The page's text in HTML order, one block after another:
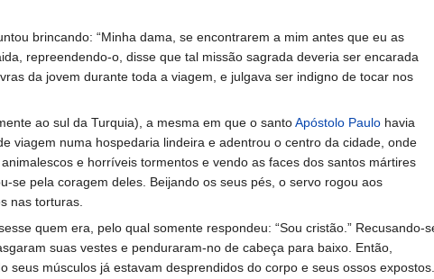
brincando: “Minha dama, se encontrarem a mim antes que eu as
repreendendo-o, disse que tal missão sagrada deveria ser encarada
da jovem durante toda a viagem, e julgava ser indigno de tocar nos
ao sul da Turquia), a mesma em que o santoApóstolo Paulo havia
viagem numa hospedaria lindeira e adentrou o centro da cidade, onde
e horríveis tormentos e vendo as faces dos santos mártires
se pela coragem deles. Beijando os seus pés, o servo rogou aos
nas torturas.
quem era, pelo qual somente respondeu: “Sou cristão.” Recusando-
suas vestes e penduraram-no de cabeça para baixo. Então,
seus músculos já estavam desprendidos do corpo e seus ossos expostos.